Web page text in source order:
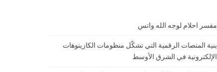
مفسر احلام لوجه الله واتس
بنية المنصات الرقمية التي تشكّل منظومات الكازينوهات
الإلكترونية في الشرق الأوسط